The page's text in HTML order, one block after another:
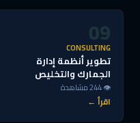
09
CONSULTING
تطوير أنظمة إدارة
الجمارك والتخليص
👁 244 مشاهدة
اقرأ ←